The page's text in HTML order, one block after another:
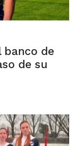
banco de
de su